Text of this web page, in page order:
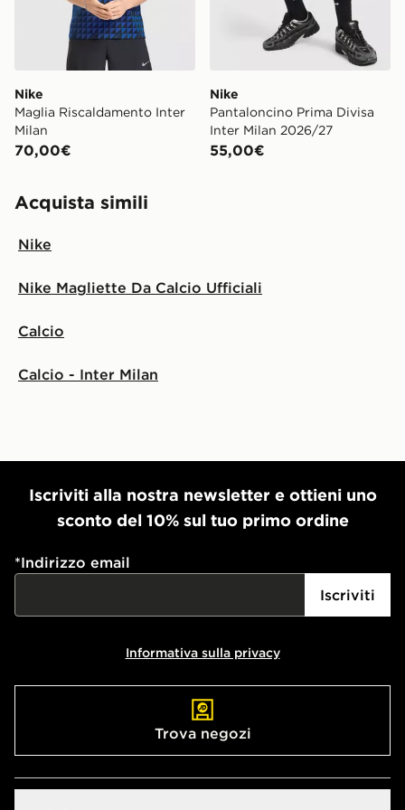
Nike
Maglia Riscaldamento Inter
Milan
70,00€
Nike
Pantaloncino Prima Divisa
Inter Milan 2026/27
55,00€
Acquista simili
Nike
Nike Magliette Da Calcio Ufficiali
Calcio
Calcio - Inter Milan
Iscriviti alla nostra newsletter e ottieni uno
sconto del 10% sul tuo primo ordine
*Indirizzo email
Iscriviti
Informativa sulla privacy
Trova negozi